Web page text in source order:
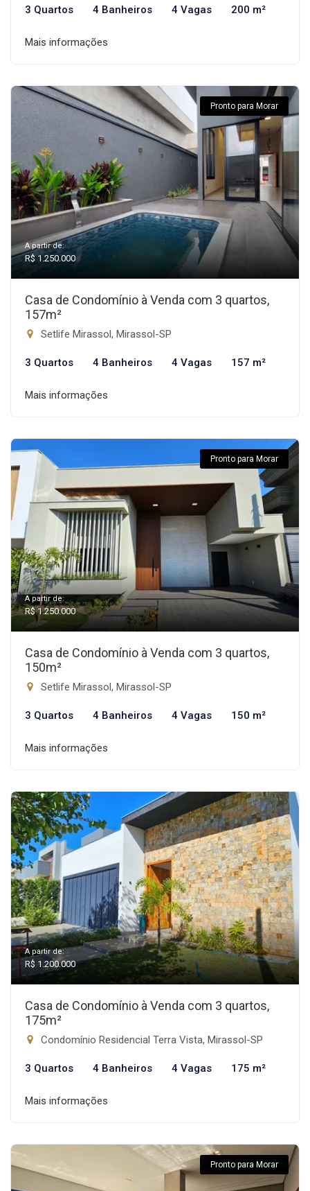
3 Quartos 4 Banheiros 4 Vagas 200 m²
Mais informações
Pronto para Morar
A partir de:
R$ 1.250.000
Casa de Condomínio à Venda com 3 quartos,
157m²
Setlife Mirassol, Mirassol-SP
3 Quartos 4 Banheiros 4 Vagas 157 m²
Mais informações
Pronto para Morar
A partir de:
R$ 1.250.000
Casa de Condomínio à Venda com 3 quartos,
150m²
Setlife Mirassol, Mirassol-SP
3 Quartos 4 Banheiros 4 Vagas 150 m²
Mais informações
A partir de:
R$ 1.200.000
Casa de Condomínio à Venda com 3 quartos,
175m²
Condomínio Residencial Terra Vista, Mirassol-SP
3 Quartos 4 Banheiros 4 Vagas 175 m²
Mais informações
Pronto para Morar